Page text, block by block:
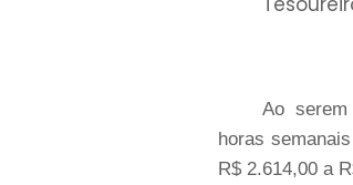
Ao
horas
R$ 2.614,00 a